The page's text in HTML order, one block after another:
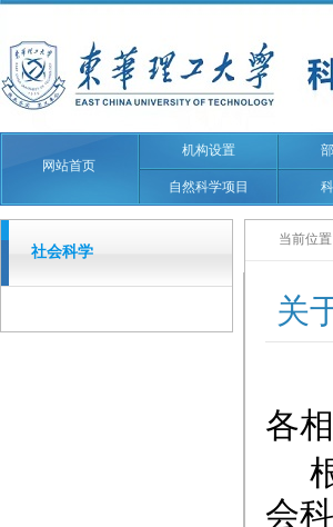
网站首页
机构设置
自然科学项目
社会科学
当前位置
关
各
会